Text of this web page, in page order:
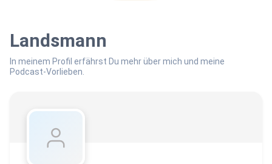
Landsmann
In meinem Profil erfährst Du mehr über mich und meine
Podcast-Vorlieben.